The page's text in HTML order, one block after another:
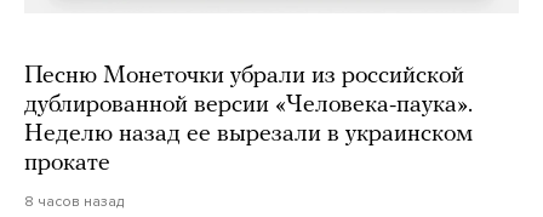
Песню Монеточки убрали из российской
дублированной версии «Человека-паука».
Неделю назад ее вырезали в украинском
прокате
8 часов назад